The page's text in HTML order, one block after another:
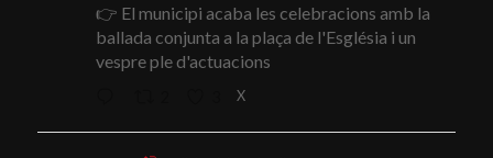
👉 El municipi acaba les celebracions amb la
ballada conjunta a la plaça de l'Església i un
vespre ple d'actuacions
X